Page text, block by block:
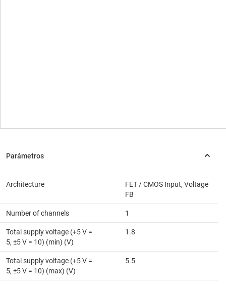
Architecture
FET / CMOS Input, Voltage
FB
Number of channels 1
Total supply voltage (+5 V =
5, ±5 V = 10) (min) (V)
1.8
Total supply voltage (+5 V =
5, ±5 V = 10) (max) (V)
5.5